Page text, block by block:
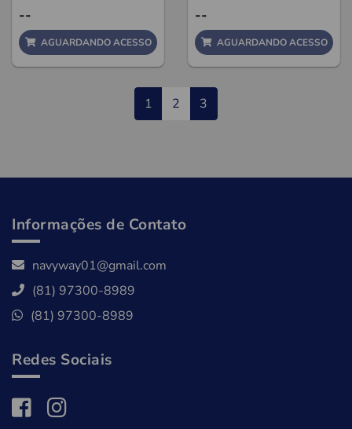
--
AGUARDANDO ACESSO
--
AGUARDANDO ACESSO
1 2 3
Informações de Contato
navyway01@gmail.com
(81) 97300-8989
(81) 97300-8989
Redes Sociais